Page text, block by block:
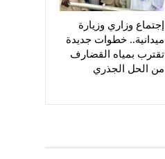
إجتماع وزاري وزيارة
ميدانية.. خطوات جديدة
تقترب بمياه القضارف
من الحل الجذري